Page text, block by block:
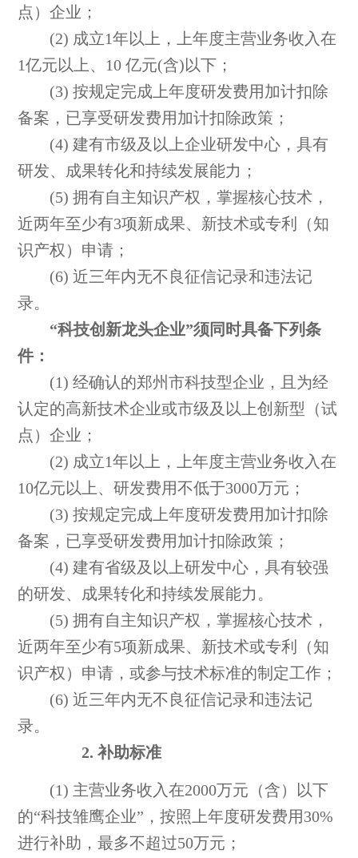
点）企业；
(2) 成立1年以上，上年度主营业务收入在
1亿元以上、10 亿元(含)以下；
(3) 按规定完成上年度研发费用加计扣除
备案，已享受研发费用加计扣除政策；
(4) 建有市级及以上企业研发中心，具有
研发、成果转化和持续发展能力；
(5) 拥有自主知识产权，掌握核心技术，
近两年至少有3项新成果、新技术或专利（知
识产权）申请；
(6) 近三年内无不良征信记录和违法记
录。
“科技创新龙头企业”须同时具备下列条
件：
(1) 经确认的郑州市科技型企业，且为经
认定的高新技术企业或市级及以上创新型（试
点）企业；
(2) 成立1年以上，上年度主营业务收入在
10亿元以上、研发费用不低于3000万元；
(3) 按规定完成上年度研发费用加计扣除
备案，已享受研发费用加计扣除政策；
(4) 建有省级及以上研发中心，具有较强
的研发、成果转化和持续发展能力。
(5) 拥有自主知识产权，掌握核心技术，
近两年至少有5项新成果、新技术或专利（知
识产权）申请，或参与技术标准的制定工作；
(6) 近三年内无不良征信记录和违法记
录。
2. 补助标准
(1) 主营业务收入在2000万元（含）以下
的“科技雏鹰企业”，按照上年度研发费用30%
进行补助，最多不超过50万元；